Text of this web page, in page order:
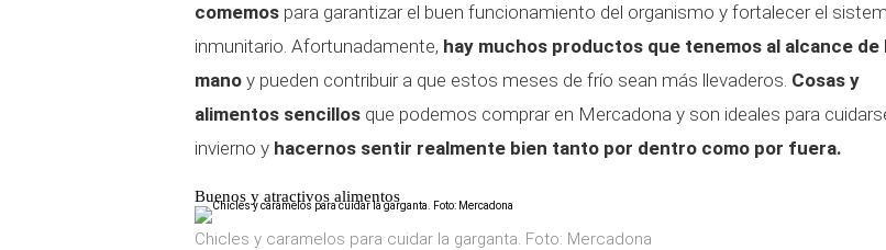
comemos para garantizar el buen funcionamiento del organismo y fortalecer el
inmunitario. Afortunadamente, hay muchos productos que tenemos al alcance de
mano y pueden contribuir a que estos meses de frío sean más llevaderos. Cosas y
alimentos sencillos que podemos comprar en Mercadona y son ideales para
invierno y hacernos sentir realmente bien tanto por dentro como por fuera.
Buenos y atractivos alimentos
Chicles y caramelos para cuidar la garganta. Foto: Mercadona